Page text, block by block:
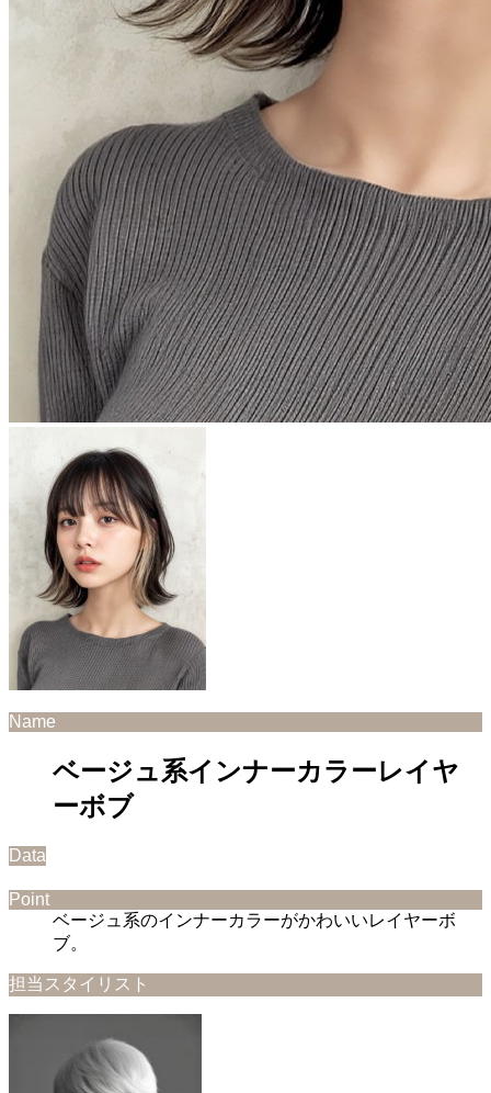
Name
ベージュ系インナーカラーレイヤ
ーボブ
Data
Point
ベージュ系のインナーカラーがかわいいレイヤーボ
ブ。
担当スタイリスト